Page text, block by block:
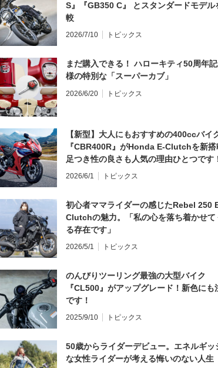
S』『GB350 C』 とスタンダードモデル
較
2026/7/10 トピックス
まだ購入できる！ ハローキティ50周年
様の特別な「スーパーカブ」
2026/6/20 トピックス
【新型】大人にもおすすめの400ccバイ
『CBR400R』がHonda E-Clutchを新
足つき性の良さも人気の理由ひとつです
2026/6/1 トピックス
初心者ママライダーの感じたRebel 250
Clutchの魅力。「私の心を落ち着かせて
る存在です」
2026/5/1 トピックス
のんびりツーリング最強の大型バイク
『CL500』がアップグレード！新色にも
です！
2025/9/10 トピックス
50歳からライダーデビュー。エネルギッ
な女性ライダーが考える悔いのない人生